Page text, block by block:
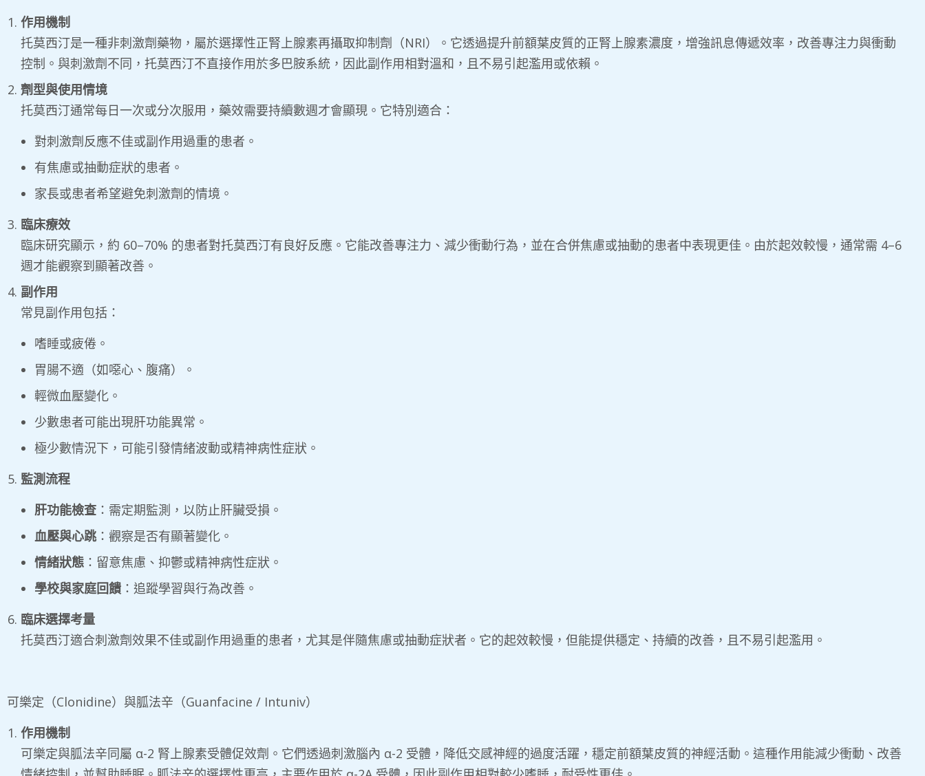
作用機制
托莫西汀是一種非刺激劑藥物，屬於選擇性正腎上腺素再攝取抑制劑（NRI）。它透過提升前額葉皮質的正腎上腺素濃度，增強訊息傳遞效率，改善專注力與衝動
控制。與刺激劑不同，托莫西汀不直接作用於多巴胺系統，因此副作用相對溫和，且不易引起濫用或依賴。
劑型與使用情境
托莫西汀通常每日一次或分次服用，藥效需要持續數週才會顯現。它特別適合：
對刺激劑反應不佳或副作用過重的患者。
有焦慮或抽動症狀的患者。
家長或患者希望避免刺激劑的情境。
臨床療效
臨床研究顯示，約 60–70% 的患者對托莫西汀有良好反應。它能改善專注力、減少衝動行為，並在合併焦慮或抽動的患者中表現更佳。由於起效較慢，通常需 4–6
週才能觀察到顯著改善。
副作用
常見副作用包括：
嗜睡或疲倦。
胃腸不適（如噁心、腹痛）。
輕微血壓變化。
少數患者可能出現肝功能異常。
極少數情況下，可能引發情緒波動或精神病性症狀。
監測流程
肝功能檢查 ：需定期監測，以防止肝臟受損。
血壓與心跳 ：觀察是否有顯著變化。
情緒狀態 ：留意焦慮、抑鬱或精神病性症狀。
學校與家庭回饋 ：追蹤學習與行為改善。
臨床選擇考量
托莫西汀適合刺激劑效果不佳或副作用過重的患者，尤其是伴隨焦慮或抽動症狀者。它的起效較慢，但能提供穩定、持續的改善，且不易引起濫用。
可樂定（Clonidine）與胍法辛（Guanfacine / Intuniv）
作用機制
可樂定與胍法辛同屬 α-2 腎上腺素受體促效劑。它們透過刺激腦內 α-2 受體，降低交感神經的過度活躍，穩定前額葉皮質的神經活動。這種作用能減少衝動、改善